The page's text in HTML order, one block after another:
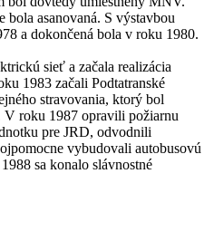
asanovaná. S výstavbou
a dokončená bola v roku 1980.
sieť a začala realizácia
1983 začali Podtatranské
stravovania, ktorý bol
V roku 1987 opravili požiarnu
pre JRD, odvodnili
vybudovali autobusovú
sa konalo slávnostné